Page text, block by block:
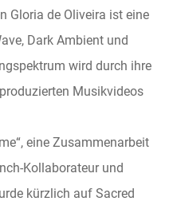
Gloria de Oliveira ist eine
Dark Ambient und
wird durch ihre
Musikvideos
eine Zusammenarbeit
Kollaborateur und
kürzlich auf Sacred